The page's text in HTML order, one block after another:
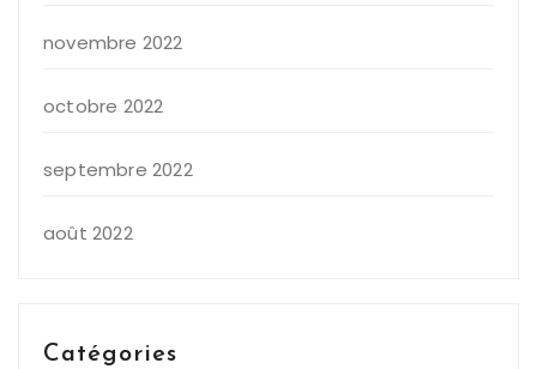
novembre 2022
octobre 2022
septembre 2022
août 2022
Catégories